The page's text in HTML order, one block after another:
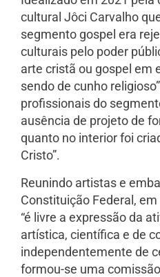
cultural Jôci Carvalho
segmento gospel era
culturais pelo poder
arte cristã ou gospel em
sendo de cunho
profissionais do
ausência de projeto de
quanto no interior foi
Cristo”.
Reunindo artistas e
Constituição Federal,
“é livre a expressão da
artística, científica e de
independentemente de
formou-se uma